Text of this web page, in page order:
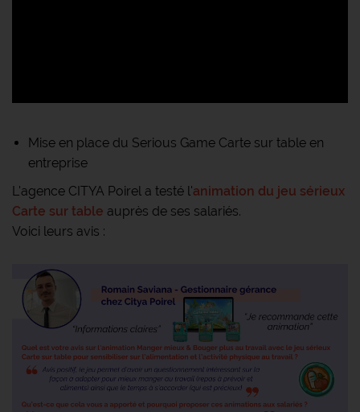
Mise en place du Serious Game Carte sur table en
entreprise
L'agence CITYA Poirel a testé l'animation du jeu sérieux
Carte sur table auprès de ses salariés.
Voici leurs avis :